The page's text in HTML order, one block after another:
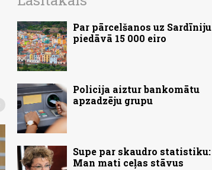
Par pārcelšanos uz Sardīniju
piedāvā 15 000 eiro
Policija aiztur bankomātu
apzadzēju grupu
Supe par skaudro statistiku:
Man mati ceļas stāvus